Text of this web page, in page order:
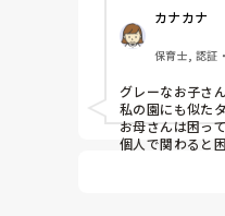
何度か見に来て
大丈夫なんです
どのような対応し
カナカナ
保育士, 認証
グレーなお子さ
私の園にも似た
お母さんは困っ
個人で関わると
で、その旨をお
これから小学校